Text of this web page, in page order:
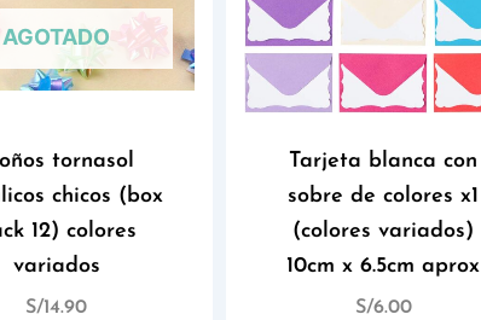
AGOTADO
tornasol
chicos (box
12) colores
variados
S/14.90
Tarjeta blanca con
sobre de colores x1
(colores variados)
10cm x 6.5cm aprox
S/6.00